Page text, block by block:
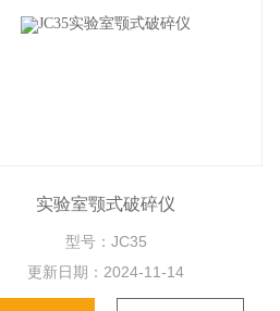
实验室颚式破碎仪
型号：JC35
更新日期： 2024-11-14